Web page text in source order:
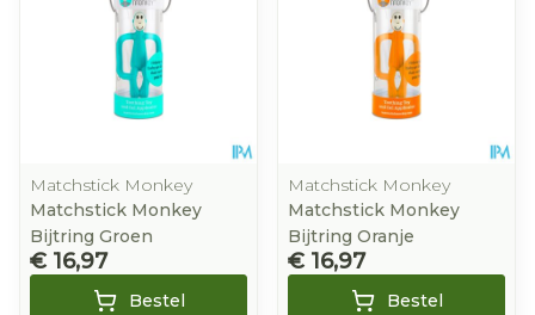
Matchstick Monkey
Matchstick Monkey
Bijtring Groen
€ 16,97
Bestel
Matchstick Monkey
Matchstick Monkey
Bijtring Oranje
€ 16,97
Bestel